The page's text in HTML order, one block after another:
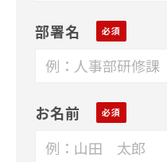
部署名
お名前